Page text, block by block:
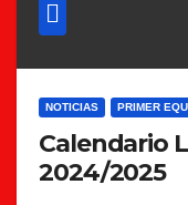
NOTICIAS PRIMER
Calendario
2024/2025